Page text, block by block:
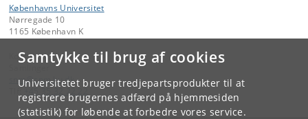
Samtykke til brug af cookies
Universitetet bruger tredjepartsprodukter til at
registrere brugernes adfærd på hjemmesiden
(statistik) for løbende at forbedre vores service.
Københavns Universitet
Nørregade 10
1165 København K
Kontakt:
snm@snm.ku.dk